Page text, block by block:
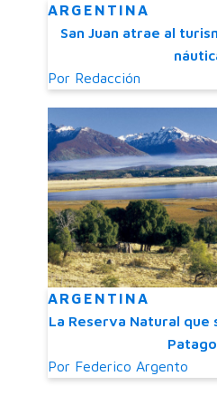
ARGENTINA
San Juan atrae al
Por Redacción
ARGENTINA
La Reserva Natural que
Por Federico Argento